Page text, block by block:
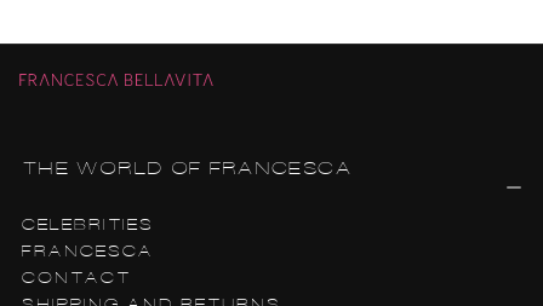
THE WORLD OF FRANCESCA
CELEBRITIES
FRANCESCA
CONTACT